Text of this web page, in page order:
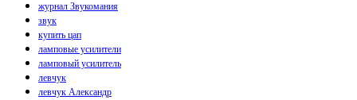
журнал Звукомания
звук
купить цап
ламповые усилители
ламповый усилитель
левчук
левчук Александр